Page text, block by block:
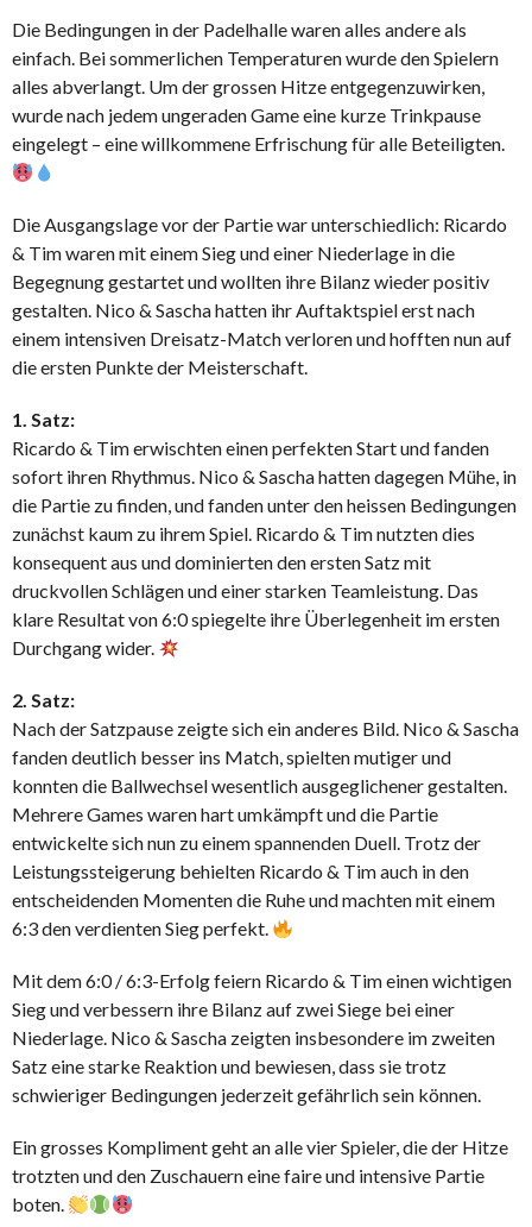
Die Bedingungen in der Padelhalle waren alles andere als
einfach. Bei sommerlichen Temperaturen wurde den Spielern
alles abverlangt. Um der grossen Hitze entgegenzuwirken,
wurde nach jedem ungeraden Game eine kurze Trinkpause
eingelegt – eine willkommene Erfrischung für alle Beteiligten.
Die Ausgangslage vor der Partie war unterschiedlich: Ricardo
& Tim waren mit einem Sieg und einer Niederlage in die
Begegnung gestartet und wollten ihre Bilanz wieder positiv
gestalten. Nico & Sascha hatten ihr Auftaktspiel erst nach
einem intensiven Dreisatz-Match verloren und hofften nun auf
die ersten Punkte der Meisterschaft.
1. Satz:
Ricardo & Tim erwischten einen perfekten Start und fanden
sofort ihren Rhythmus. Nico & Sascha hatten dagegen Mühe, in
die Partie zu finden, und fanden unter den heissen Bedingungen
zunächst kaum zu ihrem Spiel. Ricardo & Tim nutzten dies
konsequent aus und dominierten den ersten Satz mit
druckvollen Schlägen und einer starken Teamleistung. Das
klare Resultat von 6:0 spiegelte ihre Überlegenheit im ersten
Durchgang wider.
2. Satz:
Nach der Satzpause zeigte sich ein anderes Bild. Nico & Sascha
fanden deutlich besser ins Match, spielten mutiger und
konnten die Ballwechsel wesentlich ausgeglichener gestalten.
Mehrere Games waren hart umkämpft und die Partie
entwickelte sich nun zu einem spannenden Duell. Trotz der
Leistungssteigerung behielten Ricardo & Tim auch in den
entscheidenden Momenten die Ruhe und machten mit einem
6:3 den verdienten Sieg perfekt.
Mit dem 6:0 / 6:3-Erfolg feiern Ricardo & Tim einen wichtigen
Sieg und verbessern ihre Bilanz auf zwei Siege bei einer
Niederlage. Nico & Sascha zeigten insbesondere im zweiten
Satz eine starke Reaktion und bewiesen, dass sie trotz
schwieriger Bedingungen jederzeit gefährlich sein können.
Ein grosses Kompliment geht an alle vier Spieler, die der Hitze
trotzten und den Zuschauern eine faire und intensive Partie
boten.